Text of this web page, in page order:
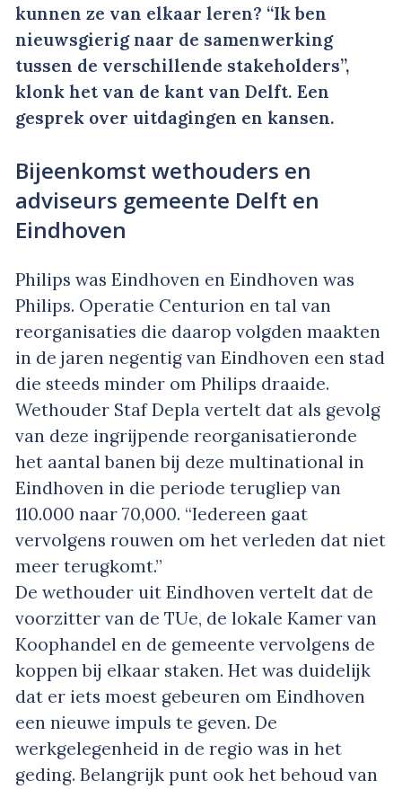
kunnen ze van elkaar leren? “Ik ben
nieuwsgierig naar de samenwerking
tussen de verschillende stakeholders”,
klonk het van de kant van Delft. Een
gesprek over uitdagingen en kansen.
Bijeenkomst wethouders en
adviseurs gemeente Delft en
Eindhoven
Philips was Eindhoven en Eindhoven was
Philips. Operatie Centurion en tal van
reorganisaties die daarop volgden maakten
in de jaren negentig van Eindhoven een stad
die steeds minder om Philips draaide.
Wethouder Staf Depla vertelt dat als gevolg
van deze ingrijpende reorganisatieronde
het aantal banen bij deze multinational in
Eindhoven in die periode terugliep van
110.000 naar 70,000. “Iedereen gaat
vervolgens rouwen om het verleden dat niet
meer terugkomt.”
De wethouder uit Eindhoven vertelt dat de
voorzitter van de TUe, de lokale Kamer van
Koophandel en de gemeente vervolgens de
koppen bij elkaar staken. Het was duidelijk
dat er iets moest gebeuren om Eindhoven
een nieuwe impuls te geven. De
werkgelegenheid in de regio was in het
geding. Belangrijk punt ook het behoud van